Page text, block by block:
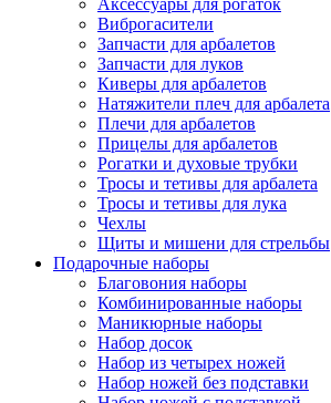
Виброгасители
Запчасти для арбалетов
Запчасти для луков
Киверы для арбалетов
Натяжители плеч для арбалета
Плечи для арбалетов
Прицелы для арбалетов
Рогатки и духовые трубки
Тросы и тетивы для арбалета
Тросы и тетивы для лука
Чехлы
Щиты и мишени для стрельбы
Подарочные наборы
Благовония наборы
Комбинированные наборы
Маникюрные наборы
Набор досок
Набор из четырех ножей
Набор ножей без подставки